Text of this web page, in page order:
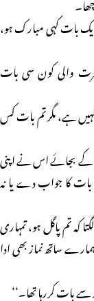
بات کہی مبارک ہو،
والی کون سی بات
ہے، مگر تم بات کس
کے بجائے اس نے اپنی
بات کا جواب دے یا نہ
کہ تم پاگل ہو، تمہاری
ساتھ نماز بھی ادا
بات کررہا تھا۔‘‘